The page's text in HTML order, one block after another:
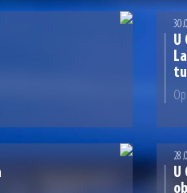
i pravodobnih mjera komarci ove godine pod
pobjede i domovinske zahvalnosti i Dan
U
U